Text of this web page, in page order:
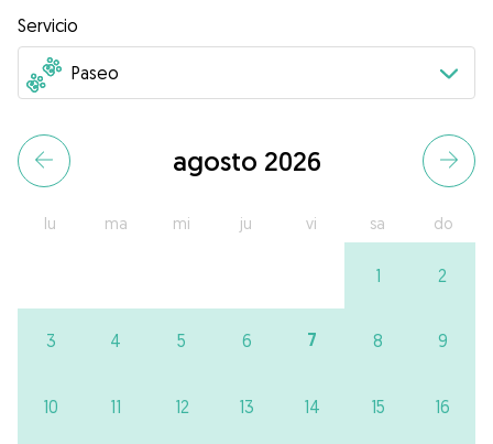
Servicio
agosto 2026
lu ma mi ju vi sa do
1 2
3 4 5 6 7 8 9
10 11 12 13 14 15 16